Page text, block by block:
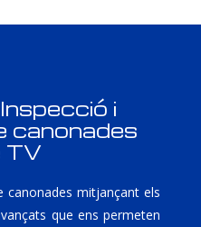
i
canonades
TV
canonades mitjançant els
que ens permeten